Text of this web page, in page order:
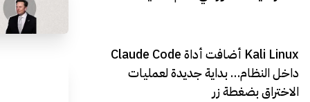
Kali Linux أضافت أداة Claude Code
داخل النظام… بداية جديدة لعمليات
الاختراق بضغطة زر